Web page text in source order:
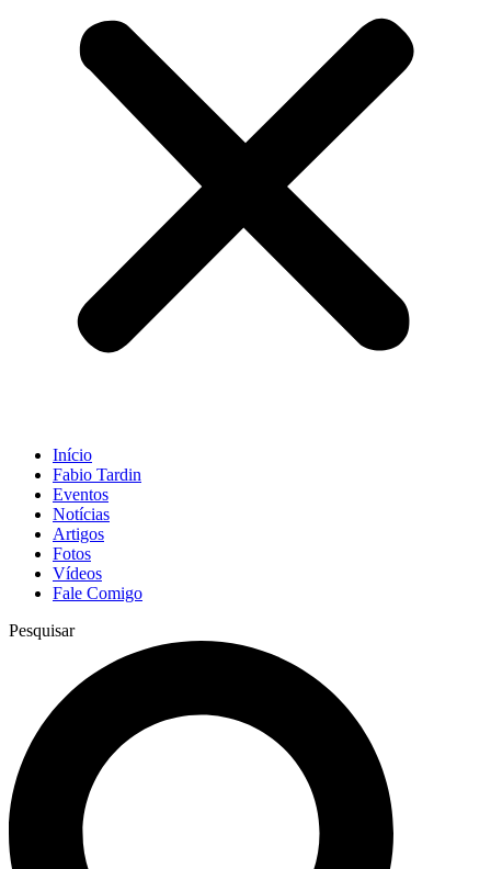
Início
Fabio Tardin
Eventos
Notícias
Artigos
Fotos
Vídeos
Fale Comigo
Pesquisar